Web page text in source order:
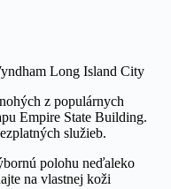
Long Island City
z populárnych
Empire State Building.
služieb.
polohu neďaleko
na vlastnej koži